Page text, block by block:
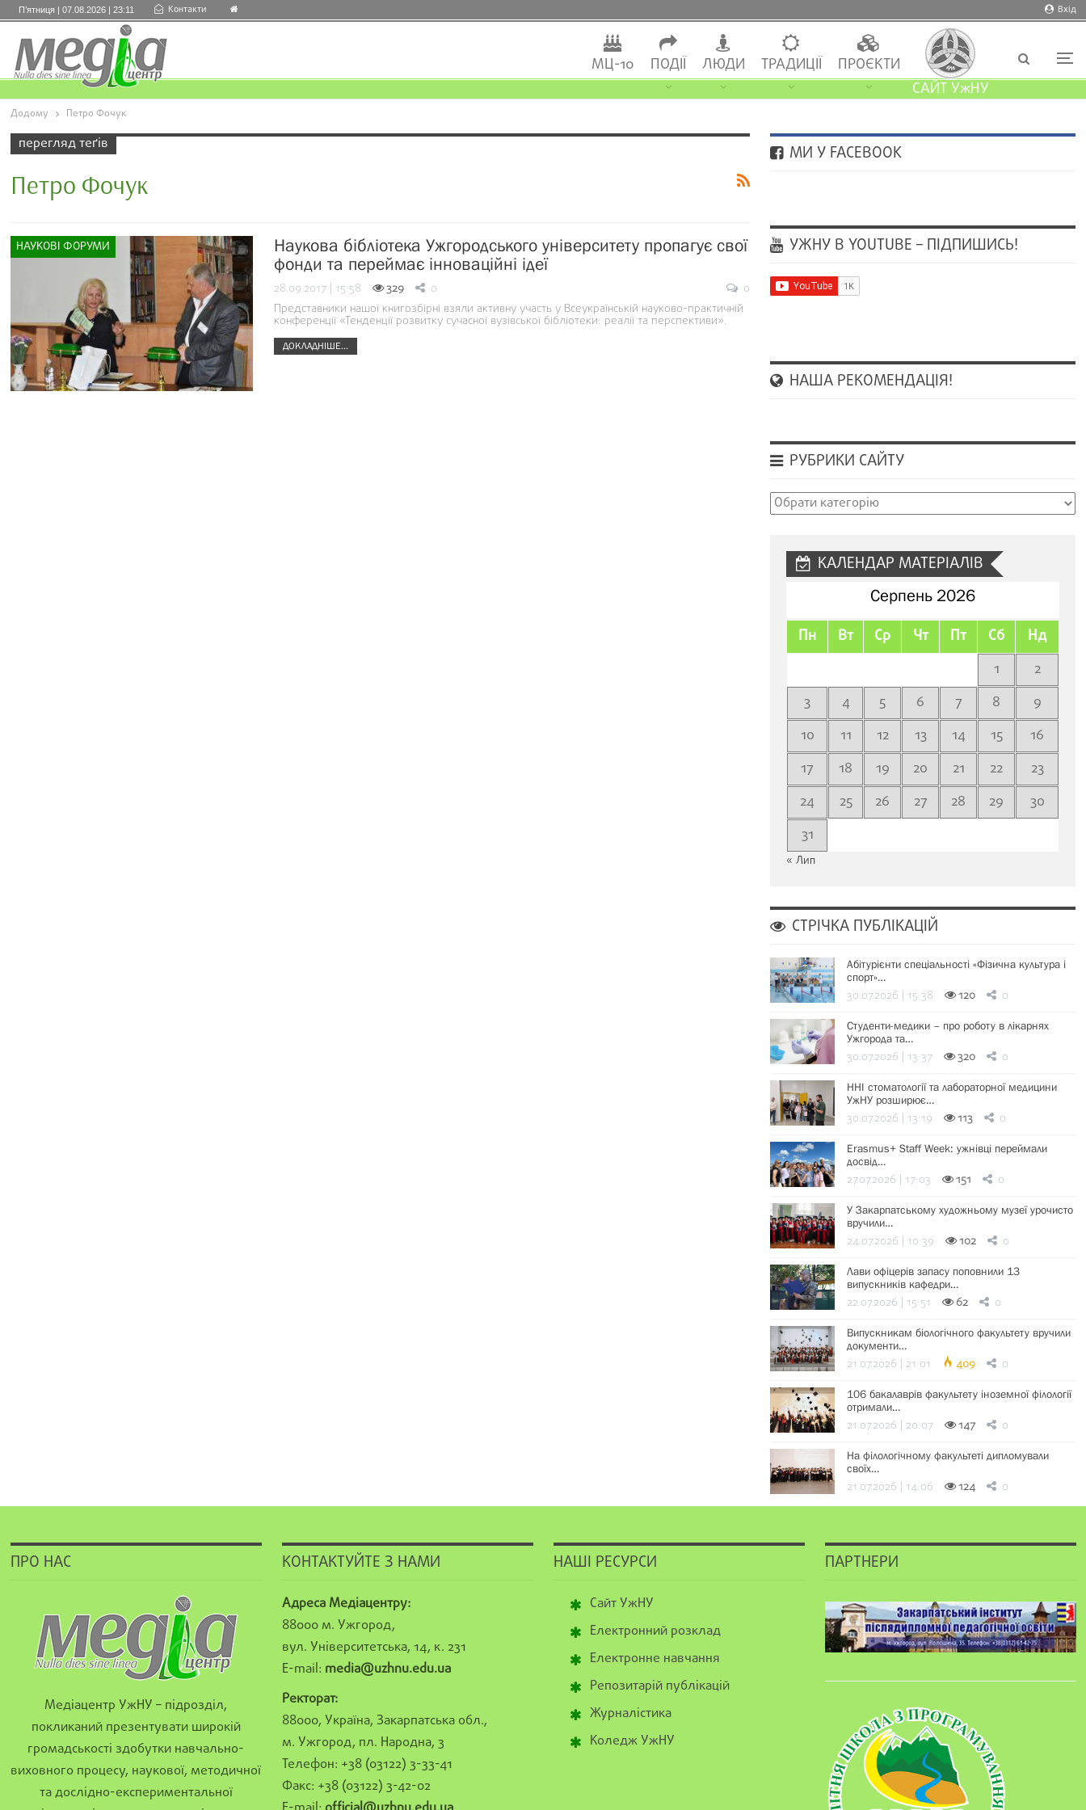
Вхід
П’ятниця | 07.08.2026 | 23:11 Контакти
МЦ-10 ПОДІЇ ЛЮДИ ТРАДИЦІЇ
ПРОЄКТИ
САЙТ УжНУ
Додому Петро Фочук
перегляд теґів
Петро Фочук
НАУКОВІ ФОРУМИ
Наукова бібліотека Ужгородського університету пропагує свої
фонди та переймає інноваційні ідеї
28.09.2017 | 15:58 329 0
0
Представники нашої книгозбірні взяли активну участь у Всеукраїнській науково-практичній
конференції «Тенденції розвитку сучасної вузівської бібліотеки: реалії та перспективи».
ДОКЛАДНІШЕ...
МИ У FACEBOOK
УЖНУ В YOUTUBE – ПІДПИШИСЬ!
НАША РЕКОМЕНДАЦІЯ!
РУБРИКИ САЙТУ
Рубрики
КАЛЕНДАР МАТЕРІАЛІВ
Серпень 2026
Пн Вт Ср Чт Пт Сб Нд
1
2
3
4 5 6 7 8
9
10
11 12 13 14 15
16
17
18 19 20 21 22
23
24
25 26 27 28 29
30
31
« Лип
СТРІЧКА ПУБЛІКАЦІЙ
Абітурієнти спеціальності «Фізична культура і
спорт»…
30.07.2026 | 15:38 120 0
Студенти-медики – про роботу в лікарнях
Ужгорода та…
30.07.2026 | 13:37 320 0
ННІ стоматології та лабораторної медицини
УжНУ розширює…
30.07.2026 | 13:19 113 0
Erasmus+ Staff Week: ужнівці переймали
досвід…
27.07.2026 | 17:03 151 0
У Закарпатському художньому музеї урочисто
вручили…
24.07.2026 | 10:39 102 0
Лави офіцерів запасу поповнили 13
випускників кафедри…
22.07.2026 | 15:51 62 0
Випускникам біологічного факультету вручили
документи…
21.07.2026 | 21:01 409 0
106 бакалаврів факультету іноземної філології
отримали…
21.07.2026 | 20:07 147 0
На філологічному факультеті дипломували
своїх…
21.07.2026 | 14:06 124 0
ПРО НАС
Медіацентр УжНУ – підрозділ,
покликаний презентувати широкій
громадськості здобутки навчально-
виховного процесу, наукової, методичної
та дослідно-експериментальної
КОНТАКТУЙТЕ З НАМИ
Адреса Медіацентру:
88000 м. Ужгород,
вул. Університетська, 14, к. 231
E-mail: media@uzhnu.edu.ua
Ректорат:
88000, Україна, Закарпатська обл.,
м. Ужгород, пл. Народна, 3
Телефон: +38 (03122) 3-33-41
Факс: +38 (03122) 3-42-02
НАШІ РЕСУРСИ
Сайт УжНУ
Електронний розклад
Електронне навчання
Репозитарій публікацій
Журналістика
Коледж УжНУ
ПАРТНЕРИ